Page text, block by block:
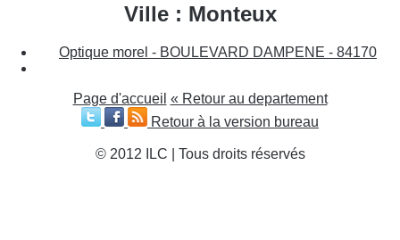
Ville : Monteux
Optique morel - BOULEVARD DAMPENE - 84170
Page d'accueil « Retour au departement
Retour à la version bureau
© 2012 ILC | Tous droits réservés